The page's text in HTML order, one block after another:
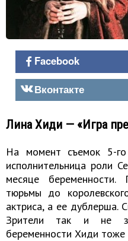
Facebook
Вконтакте
Лина Хиди — «Игра
На момент съемок 5-го
исполнительница роли
месяце
тюрьмы до
актриса, а ее дублерша.
Зрители так и не
беременности Хиди тоже